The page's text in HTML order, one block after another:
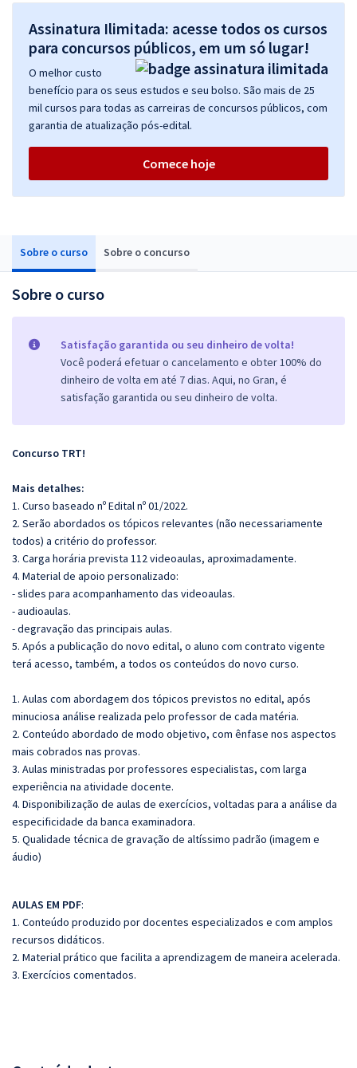
Sobre o curso Sobre o concurso
Sobre o curso
Satisfação garantida ou seu dinheiro de volta!
Você poderá efetuar o cancelamento e obter 100% do
dinheiro de volta em até 7 dias. Aqui, no Gran, é
satisfação garantida ou seu dinheiro de volta.
Concurso TRT!
Mais detalhes:
1. Curso baseado nº Edital nº 01/2022.
2. Serão abordados os tópicos relevantes (não necessariamente
todos) a critério do professor.
3. Carga horária prevista 112 videoaulas, aproximadamente.
4. Material de apoio personalizado:
- slides para acompanhamento das videoaulas.
- audioaulas.
- degravação das principais aulas.
5. Após a publicação do novo edital, o aluno com contrato vigente
terá acesso, também, a todos os conteúdos do novo curso.
1. Aulas com abordagem dos tópicos previstos no edital, após
minuciosa análise realizada pelo professor de cada matéria.
2. Conteúdo abordado de modo objetivo, com ênfase nos aspectos
mais cobrados nas provas.
3. Aulas ministradas por professores especialistas, com larga
experiência na atividade docente.
4. Disponibilização de aulas de exercícios, voltadas para a análise da
especificidade da banca examinadora.
5. Qualidade técnica de gravação de altíssimo padrão (imagem e
áudio)
AULAS EM PDF:
1. Conteúdo produzido por docentes especializados e com amplos
recursos didáticos.
2. Material prático que facilita a aprendizagem de maneira acelerada.
3. Exercícios comentados.
Assinatura Ilimitada: acesse todos os cursos
para concursos públicos, em um só lugar!
O melhor custo
benefício para os seus estudos e seu bolso. São mais de 25
mil cursos para todas as carreiras de concursos públicos, com
garantia de atualização pós-edital.
Comece hoje